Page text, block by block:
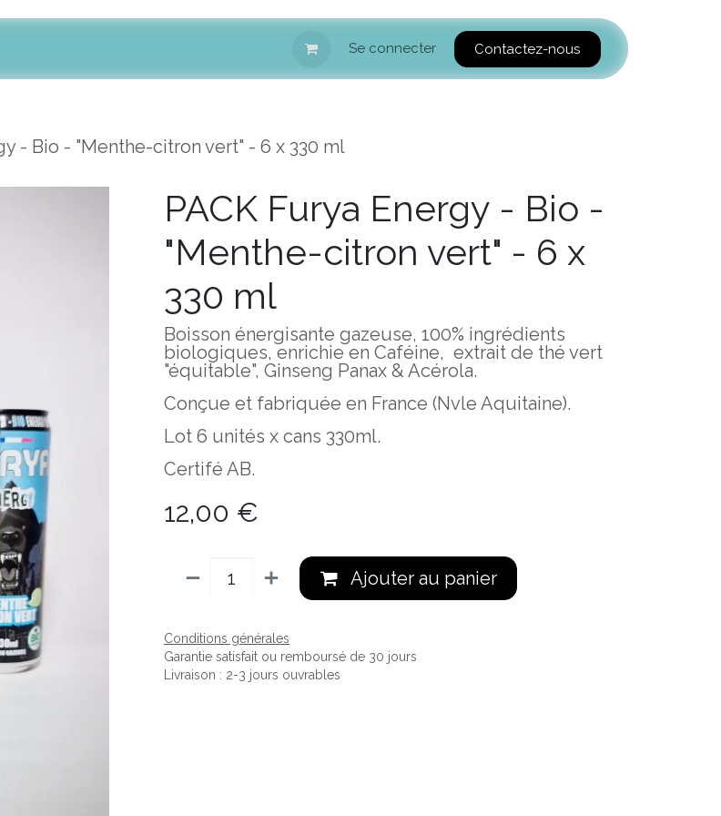
Se connecter Contactez-nous
- Bio - "Menthe-citron vert" - 6 x 330 ml
PACK Furya Energy - Bio -
"Menthe-citron vert" - 6 x
330 ml
Boisson énergisante gazeuse, 100% ingrédients
biologiques, enrichie en Caféine, extrait de thé vert
"équitable", Ginseng Panax & Acérola.
Conçue et fabriquée en France (Nvle Aquitaine).
Lot 6 unités x cans 330ml.
Certifé AB.
12,00 €
Ajouter au panier
Conditions générales
Garantie satisfait ou remboursé de 30 jours
Livraison : 2-3 jours ouvrables